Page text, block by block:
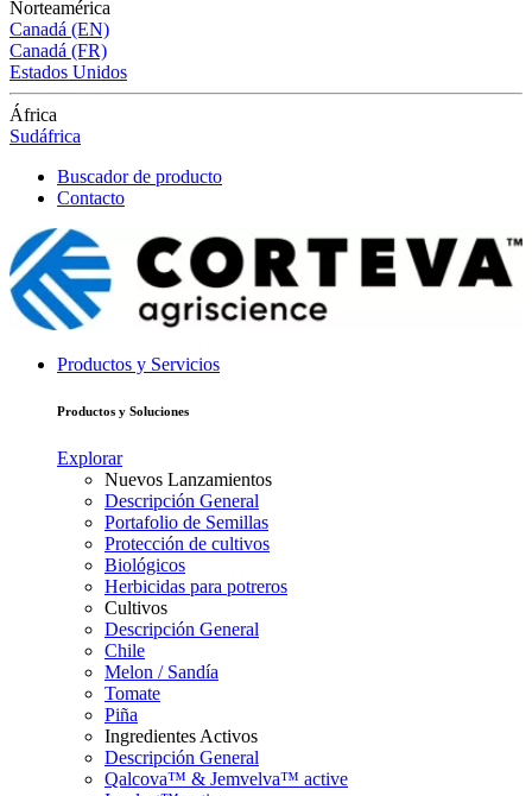
Norteamérica
Canadá (EN)
Canadá (FR)
Estados Unidos
África
Sudáfrica
Buscador de producto
Contacto
Productos y Servicios
Productos y Soluciones
Explorar
Nuevos Lanzamientos
Descripción General
Portafolio de Semillas
Protección de cultivos
Biológicos
Herbicidas para potreros
Cultivos
Descripción General
Chile
Melon / Sandía
Tomate
Piña
Ingredientes Activos
Descripción General
Qalcova™ & Jemvelva™ active